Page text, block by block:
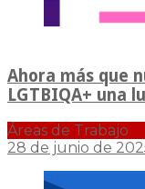
Ahora más que
LGTBIQA+ una
Áreas de Trabajo
28 de junio de